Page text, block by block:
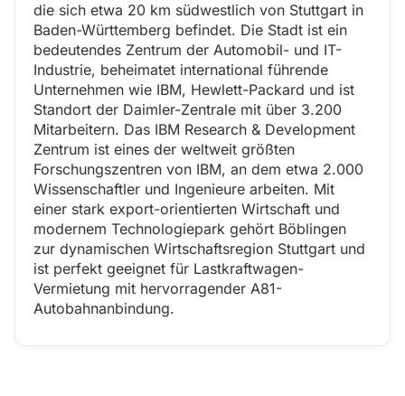
die sich etwa 20 km südwestlich von Stuttgart in
Baden-Württemberg befindet. Die Stadt ist ein
bedeutendes Zentrum der Automobil- und IT-
Industrie, beheimatet international führende
Unternehmen wie IBM, Hewlett-Packard und ist
Standort der Daimler-Zentrale mit über 3.200
Mitarbeitern. Das IBM Research & Development
Zentrum ist eines der weltweit größten
Forschungszentren von IBM, an dem etwa 2.000
Wissenschaftler und Ingenieure arbeiten. Mit
einer stark export-orientierten Wirtschaft und
modernem Technologiepark gehört Böblingen
zur dynamischen Wirtschaftsregion Stuttgart und
ist perfekt geeignet für Lastkraftwagen-
Vermietung mit hervorragender A81-
Autobahnanbindung.